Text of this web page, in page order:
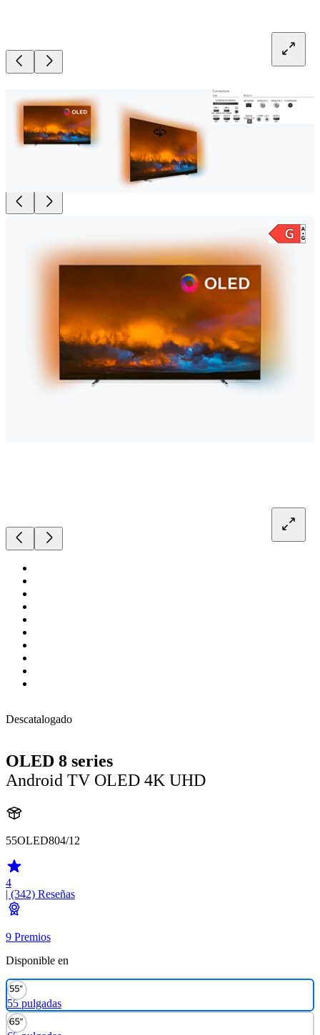
Descatalogado
OLED 8 series
Android TV OLED 4K UHD
55OLED804/12
4
| (342) Reseñas
9 Premios
Disponible en
55 pulgadas